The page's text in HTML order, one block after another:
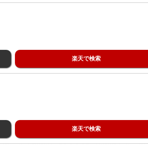
楽天で検索
楽天で検索